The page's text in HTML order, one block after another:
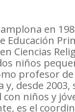
en
Educación
Ciencias
niños
profesor
y, desde 2003,
niños y
es el